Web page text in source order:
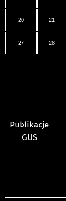
20 21
27 28
Publikacje
GUS